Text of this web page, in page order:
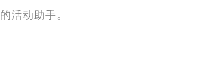
活动助手。